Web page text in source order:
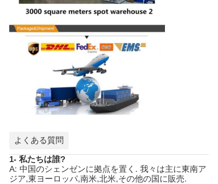
よくある質問
1- 私たちは誰?
A: 中国のシェンゼンに拠点を置く. 我々は主に東南ア
ジア,東ヨーロッパ,南米,北米,その他の国に販売.